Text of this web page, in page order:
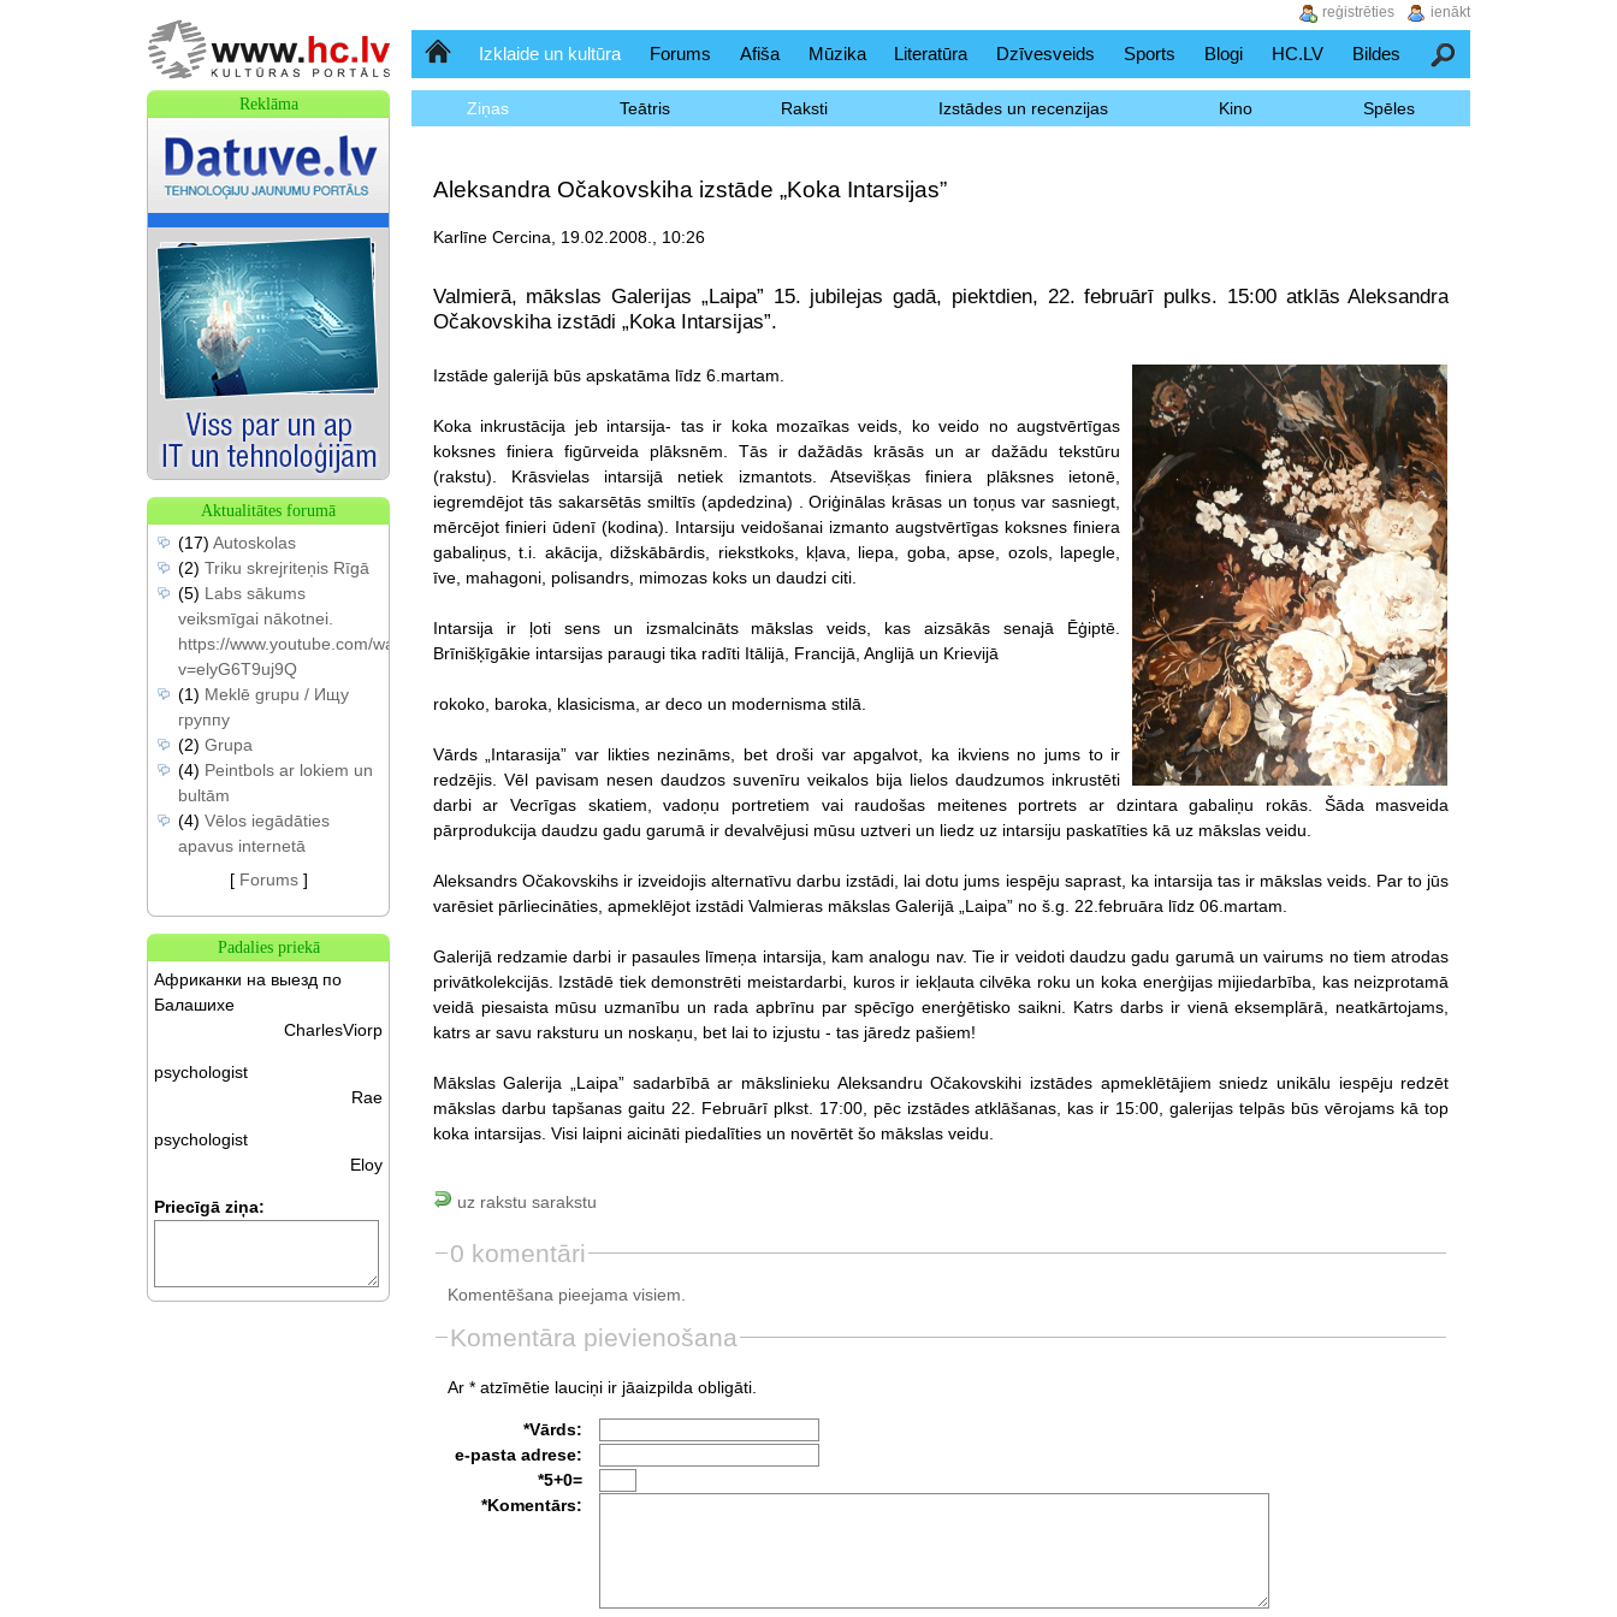
SākumlapaIzklaide un kultūra Forums Afiša Mūzika Literatūra Dzīvesveids Sports Blogi HC.LV Bildes Meklēšana
Ziņas Teātris Raksti Izstādes un recenzijas Kino Spēles
Aleksandra Očakovskiha izstāde „Koka Intarsijas”
Karlīne Cercina, 19.02.2008., 10:26
Valmierā, mākslas Galerijas „Laipa” 15. jubilejas gadā, piektdien, 22. februārī pulks. 15:00 atklās Aleksandra
Očakovskiha izstādi „Koka Intarsijas”.
Izstāde galerijā būs apskatāma līdz 6.martam.
Koka inkrustācija jeb intarsija- tas ir koka mozaīkas veids, ko veido no augstvērtīgas
koksnes finiera figūrveida plāksnēm. Tās ir dažādās krāsās un ar dažādu tekstūru
(rakstu). Krāsvielas intarsijā netiek izmantots. Atsevišķas finiera plāksnes ietonē,
iegremdējot tās sakarsētās smiltīs (apdedzina) . Oriģinālas krāsas un toņus var sasniegt,
mērcējot finieri ūdenī (kodina). Intarsiju veidošanai izmanto augstvērtīgas koksnes finiera
gabaliņus, t.i. akācija, dižskābārdis, riekstkoks, kļava, liepa, goba, apse, ozols, lapegle,
īve, mahagoni, polisandrs, mimozas koks un daudzi citi.
Intarsija ir ļoti sens un izsmalcināts mākslas veids, kas aizsākās senajā Ēģiptē.
Brīnišķīgākie intarsijas paraugi tika radīti Itālijā, Francijā, Anglijā un Krievijā
rokoko, baroka, klasicisma, ar deco un modernisma stilā.
Vārds „Intarasija” var likties nezināms, bet droši var apgalvot, ka ikviens no jums to ir
redzējis. Vēl pavisam nesen daudzos suvenīru veikalos bija lielos daudzumos inkrustēti
darbi ar Vecrīgas skatiem, vadoņu portretiem vai raudošas meitenes portrets ar dzintara gabaliņu rokās. Šāda masveida
pārprodukcija daudzu gadu garumā ir devalvējusi mūsu uztveri un liedz uz intarsiju paskatīties kā uz mākslas veidu.
Aleksandrs Očakovskihs ir izveidojis alternatīvu darbu izstādi, lai dotu jums iespēju saprast, ka intarsija tas ir mākslas veids. Par to jūs
varēsiet pārliecināties, apmeklējot izstādi Valmieras mākslas Galerijā „Laipa” no š.g. 22.februāra līdz 06.martam.
Galerijā redzamie darbi ir pasaules līmeņa intarsija, kam analogu nav. Tie ir veidoti daudzu gadu garumā un vairums no tiem atrodas
privātkolekcijās. Izstādē tiek demonstrēti meistardarbi, kuros ir iekļauta cilvēka roku un koka enerģijas mijiedarbība, kas neizprotamā
veidā piesaista mūsu uzmanību un rada apbrīnu par spēcīgo enerģētisko saikni. Katrs darbs ir vienā eksemplārā, neatkārtojams,
katrs ar savu raksturu un noskaņu, bet lai to izjustu - tas jāredz pašiem!
Mākslas Galerija „Laipa” sadarbībā ar mākslinieku Aleksandru Očakovskihi izstādes apmeklētājiem sniedz unikālu iespēju redzēt
mākslas darbu tapšanas gaitu 22. Februārī plkst. 17:00, pēc izstādes atklāšanas, kas ir 15:00, galerijas telpās būs vērojams kā top
koka intarsijas. Visi laipni aicināti piedalīties un novērtēt šo mākslas veidu.
uz rakstu sarakstu
0 komentāri
Komentēšana pieejama visiem.
Komentāra pievienošana
Ar * atzīmētie lauciņi ir jāaizpilda obligāti.
*Vārds:
e-pasta adrese:
*5+0=
*Komentārs:
Reklāma
Aktualitātes forumā
(17) Autoskolas
(2) Triku skrejriteņis Rīgā
(5) Labs sākums
veiksmīgai nākotnei.
https://www.youtube.com/watch?
v=elyG6T9uj9Q
(1) Meklē grupu / Ищу
группу
(2) Grupa
(4) Peintbols ar lokiem un
bultām
(4) Vēlos iegādāties
apavus internetā
[ Forums]
Padalies priekā
Африканки на выезд по
Балашихе
CharlesViorp
psychologist
Rae
psychologist
Eloy
Priecīgā ziņa:
ienākt
reģistrēties